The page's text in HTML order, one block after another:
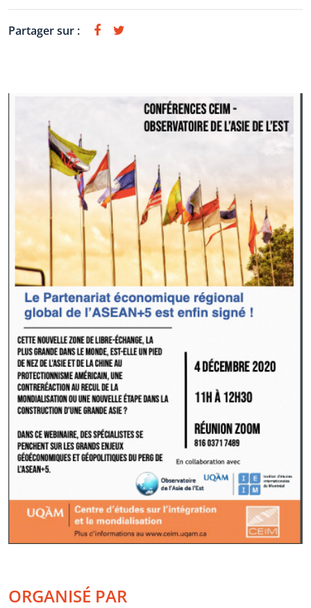
Partager sur :
ORGANISÉ PAR